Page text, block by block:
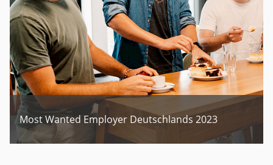
Most Wanted Employer Deutschlands 2023